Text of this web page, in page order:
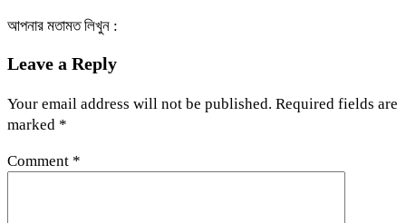
আপনার মতামত লিখুন :
Leave a Reply
Your email address will not be published. Required fields are
marked *
Comment *